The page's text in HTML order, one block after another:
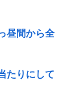
昼間から全
たりにして